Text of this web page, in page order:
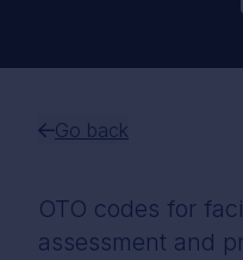
Go back
OTO codes for
assessment and